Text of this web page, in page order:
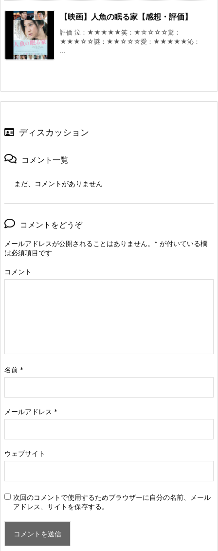
【映画】人魚の眠る家【感想・評価】
評価 泣：★★★★★笑：★☆☆☆☆驚：
★★★☆☆謎：★★☆☆☆愛：★★★★★沁：
...
ディスカッション
コメント一覧
まだ、コメントがありません
コメントをどうぞ
メールアドレスが公開されることはありません。 * が付いている欄
は必須項目です
コメント
名前 *
メールアドレス *
ウェブサイト
次回のコメントで使用するためブラウザーに自分の名前、メール
アドレス、サイトを保存する。